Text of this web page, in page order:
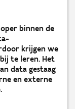
binnen de
krijgen we
te leren. Het
data gestaag
en externe